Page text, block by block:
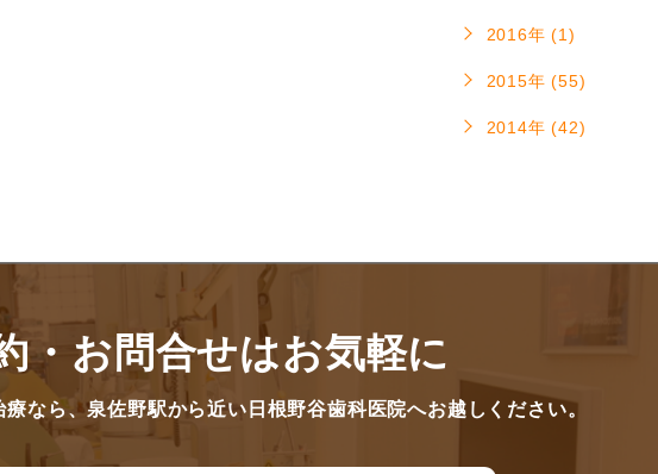
2016年 (1)
2015年 (55)
2014年 (42)
・お問合せはお気軽に
なら、泉佐野駅から近い日根野谷歯科医院へお越しください。